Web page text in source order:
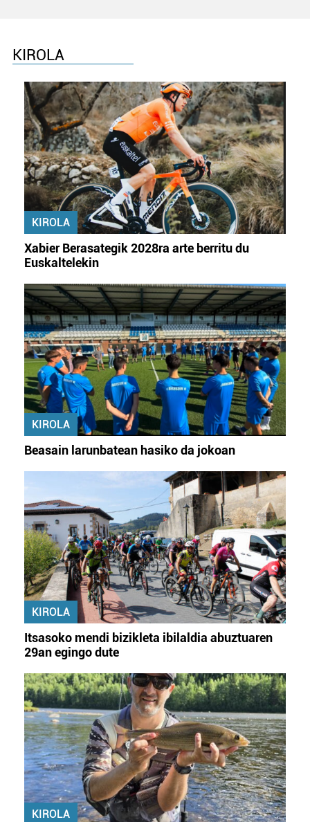
KIROLA
KIROLA
Xabier Berasategik 2028ra arte berritu du
Euskaltelekin
KIROLA
Beasain larunbatean hasiko da jokoan
KIROLA
Itsasoko mendi bizikleta ibilaldia abuztuaren
29an egingo dute
KIROLA